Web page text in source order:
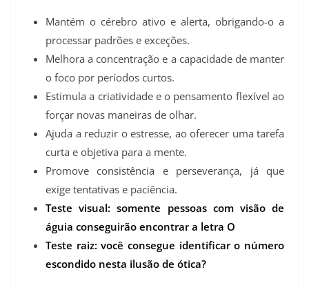
Mantém o cérebro ativo e alerta, obrigando-o a
processar padrões e exceções.
Melhora a concentração e a capacidade de manter
o foco por períodos curtos.
Estimula a criatividade e o pensamento flexível ao
forçar novas maneiras de olhar.
Ajuda a reduzir o estresse, ao oferecer uma tarefa
curta e objetiva para a mente.
Promove consistência e perseverança, já que
exige tentativas e paciência.
Teste visual: somente pessoas com visão de
águia conseguirão encontrar a letra O
Teste raiz: você consegue identificar o número
escondido nesta ilusão de ótica?